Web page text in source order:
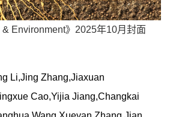
& Environment》2025年10月封面
Li,Jing Zhang,Jiaxuan
Cao,Yijia Jiang,Changkai